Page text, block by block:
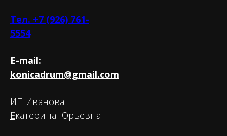
Тел. +7 (926) 761-
5554
E-mail:
konicadrum@gmail.com
ИП Иванова
Екатерина Юрьевна